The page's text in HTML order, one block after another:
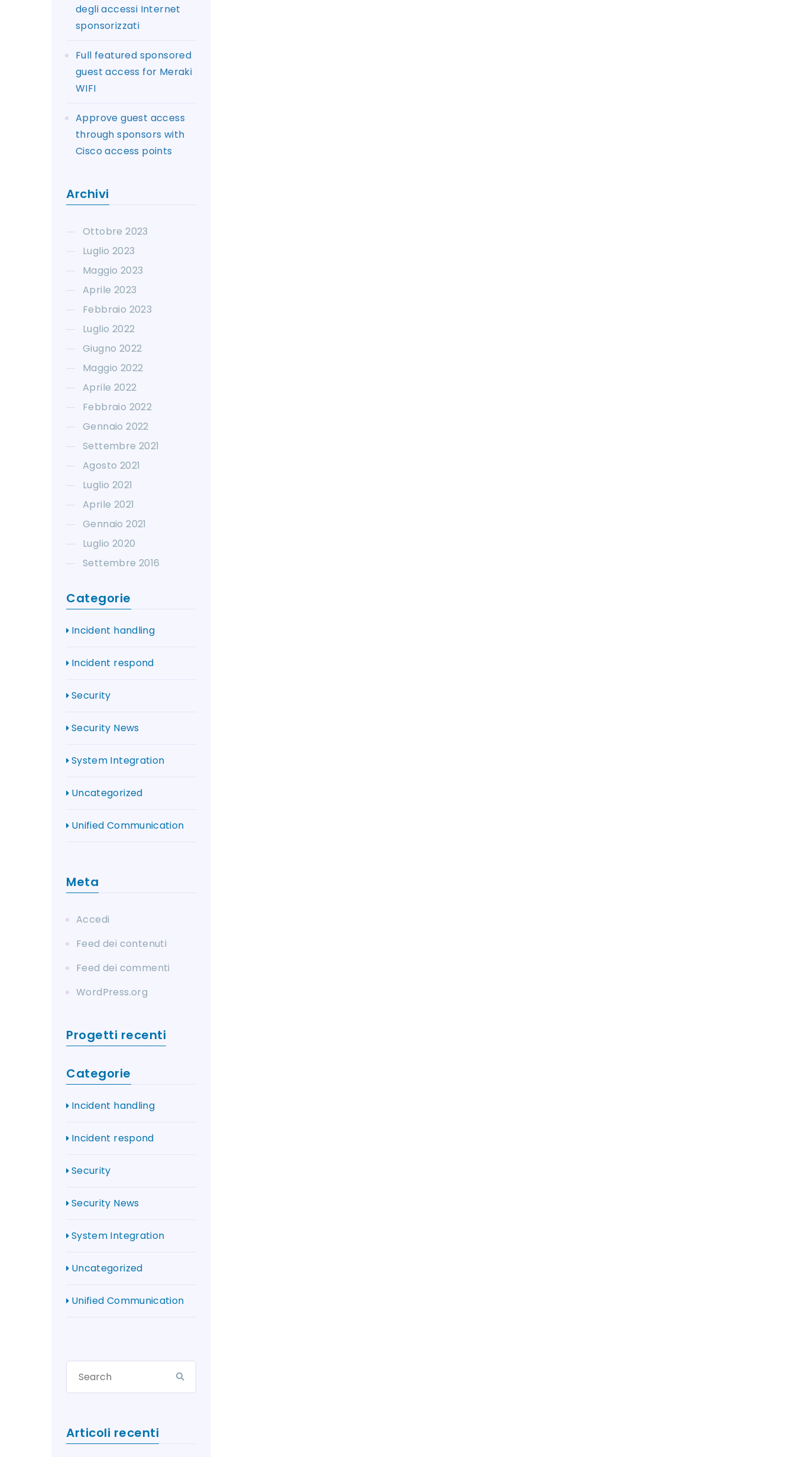
degli accessi Internet
sponsorizzati
Full featured sponsored
guest access for Meraki
WIFI
Approve guest access
through sponsors with
Cisco access points
Archivi
Ottobre 2023
Luglio 2023
Maggio 2023
Aprile 2023
Febbraio 2023
Luglio 2022
Giugno 2022
Maggio 2022
Aprile 2022
Febbraio 2022
Gennaio 2022
Settembre 2021
Agosto 2021
Luglio 2021
Aprile 2021
Gennaio 2021
Luglio 2020
Settembre 2016
Categorie
Incident handling
Incident respond
Security
Security News
System Integration
Uncategorized
Unified Communication
Meta
Accedi
Feed dei contenuti
Feed dei commenti
WordPress.org
Progetti recenti
Categorie
Incident handling
Incident respond
Security
Security News
System Integration
Uncategorized
Unified Communication
Articoli recenti